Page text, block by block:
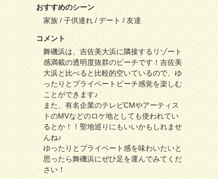
おすすめのシーン
家族 / 子供連れ / デート / 友達
コメント
舞磯浜は、吉佐美大浜に隣接するリゾート
感満載の透明度抜群のビーチです！吉佐美
大浜と比べると比較的空いているので、ゆ
ったりとプライベートビーチ感覚を楽しむ
ことができます♪
また、有名企業のテレビCMやアーティス
トのMVなどのロケ地としても使われてい
るとか！！聖地巡りにもいいかもしれませ
んね♪
ゆったりとプライベート感を味わいたいと
思ったら舞磯浜にぜひ足を運んでみてくだ
さい！